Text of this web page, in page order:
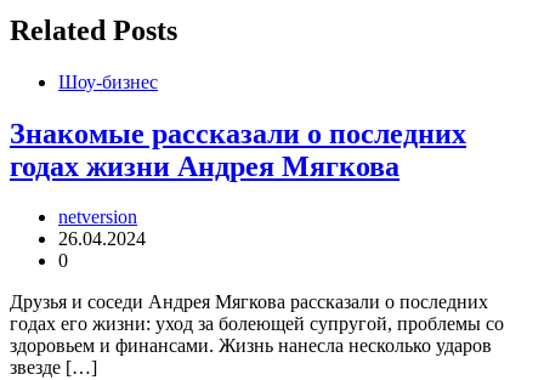
Related Posts
Шоу-бизнес
Знакомые рассказали о последних
годах жизни Андрея Мягкова
netversion
26.04.2024
0
Друзья и соседи Андрея Мягкова рассказали о последних
годах его жизни: уход за болеющей супругой, проблемы со
здоровьем и финансами. Жизнь нанесла несколько ударов
звезде […]